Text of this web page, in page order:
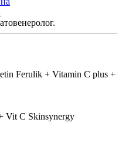
Ferulik + Vitamin C plus +
Vit C Skinsynergy